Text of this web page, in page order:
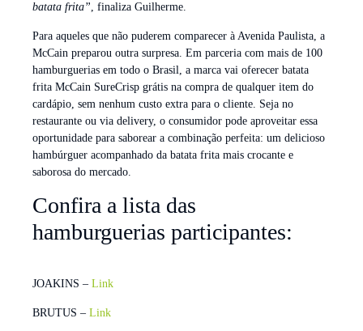
batata frita”, finaliza Guilherme.
Para aqueles que não puderem comparecer à Avenida Paulista, a
McCain preparou outra surpresa. Em parceria com mais de 100
hamburguerias em todo o Brasil, a marca vai oferecer batata
frita McCain SureCrisp grátis na compra de qualquer item do
cardápio, sem nenhum custo extra para o cliente. Seja no
restaurante ou via delivery, o consumidor pode aproveitar essa
oportunidade para saborear a combinação perfeita: um delicioso
hambúrguer acompanhado da batata frita mais crocante e
saborosa do mercado.
Confira a lista das
hamburguerias participantes:
JOAKINS – Link
BRUTUS – Link